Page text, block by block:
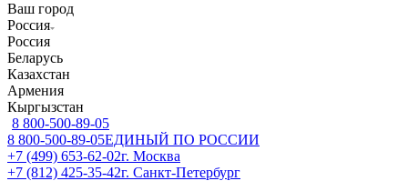
Ваш город
Россия
Россия
Беларусь
Казахстан
Армения
Кыргызстан
8 800-500-89-05
8 800-500-89-05ЕДИНЫЙ ПО РОССИИ
+7 (499) 653-62-02г. Москва
+7 (812) 425-35-42г. Санкт-Петербург